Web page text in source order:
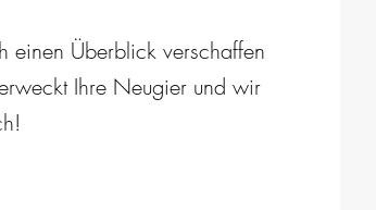
einen Überblick verschaffen
Ihre Neugier und wir